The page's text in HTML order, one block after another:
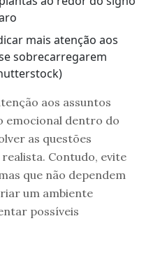
mais atenção aos
sobrecarregarem
aos assuntos
emocional dentro do
as questões
Contudo, evite
que não dependem
um ambiente
possíveis